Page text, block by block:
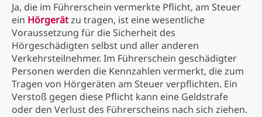
Ja, die im Führerschein vermerkte Pflicht, am Steuer
ein Hörgerätzu tragen, ist eine wesentliche
Voraussetzung für die Sicherheit des
Hörgeschädigten selbst und aller anderen
Verkehrsteilnehmer. Im Führerschein geschädigter
Personen werden die Kennzahlen vermerkt, die zum
Tragen von Hörgeräten am Steuer verpflichten. Ein
Verstoß gegen diese Pflicht kann eine Geldstrafe
oder den Verlust des Führerscheins nach sich ziehen.